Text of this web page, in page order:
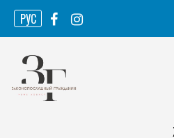
Skip
content
РУС